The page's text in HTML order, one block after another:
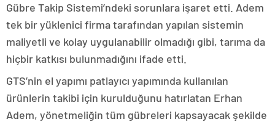
Gübre Takip Sistemi’ndeki sorunlara işaret etti. Adem
tek bir yüklenici firma tarafından yapılan sistemin
maliyetli ve kolay uygulanabilir olmadığı gibi, tarıma da
hiçbir katkısı bulunmadığını ifade etti.
GTS’nin el yapımı patlayıcı yapımında kullanılan
ürünlerin takibi için kurulduğunu hatırlatan Erhan
Adem, yönetmeliğin tüm gübreleri kapsayacak şekilde